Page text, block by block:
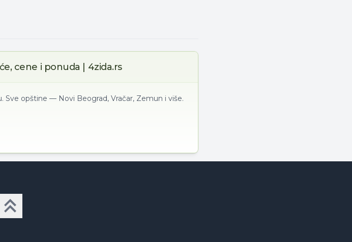
cene i ponuda | 4zida.rs
Sve opštine — Novi Beograd, Vračar, Zemun i više.